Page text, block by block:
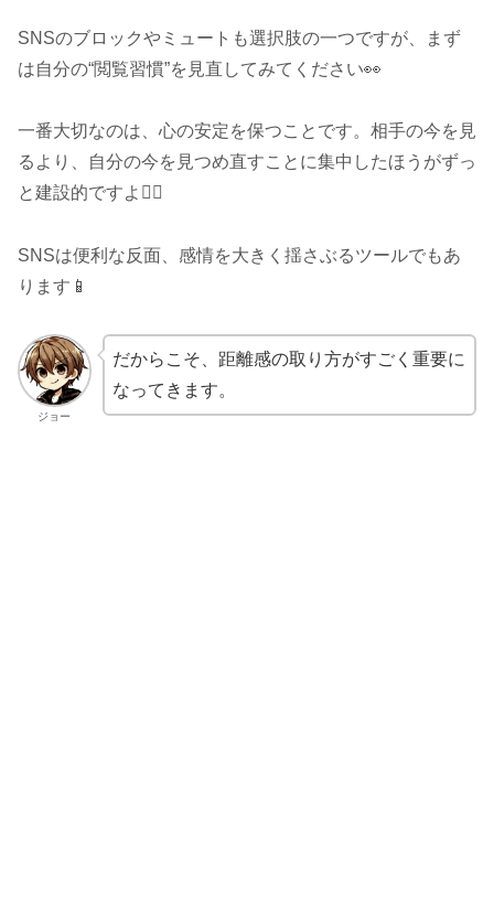
SNSのブロックやミュートも選択肢の一つですが、まず
は自分の“閲覧習慣”を見直してみてください👀
一番大切なのは、心の安定を保つことです。相手の今を見
るより、自分の今を見つめ直すことに集中したほうがずっ
と建設的ですよ🧘‍♂️
SNSは便利な反面、感情を大きく揺さぶるツールでもあ
ります📱
ジョー
だからこそ、距離感の取り方がすごく重要に
なってきます。